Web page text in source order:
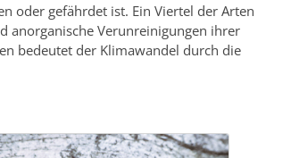
oder gefährdet ist. Ein Viertel der Arten
anorganische Verunreinigungen ihrer
bedeutet der Klimawandel durch die